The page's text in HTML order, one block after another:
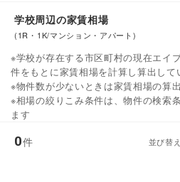
学校周辺の家賃相場
(1R・1K/マンション・アパート)
※学校が存在する市区町村の現在エイ
件をもとに家賃相場を計算し算出して
※物件数が少ないときは家賃相場の算
※相場の絞りこみ条件は、物件の検索
ます
0件 並び替